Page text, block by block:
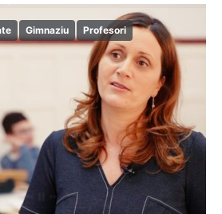
Gimnaziu Profesori